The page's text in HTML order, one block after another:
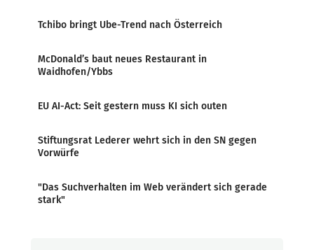
Tchibo bringt Ube-Trend nach Österreich
McDonald’s baut neues Restaurant in
Waidhofen/Ybbs
EU AI-Act: Seit gestern muss KI sich outen
Stiftungsrat Lederer wehrt sich in den SN gegen
Vorwürfe
"Das Suchverhalten im Web verändert sich gerade
stark"